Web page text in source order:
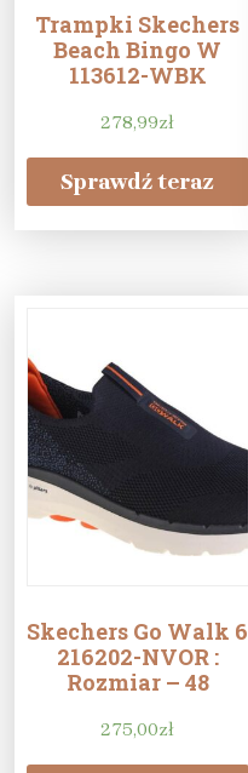
Trampki Skechers
Beach Bingo W
113612-WBK
278,99zł
Sprawdź teraz
Skechers Go Walk 6
216202-NVOR :
Rozmiar – 48
275,00zł